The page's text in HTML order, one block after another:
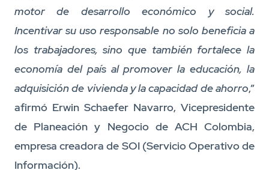
motor de desarrollo económico y social.
Incentivar su uso responsable no solo beneficia a
los trabajadores, sino que también fortalece la
economía del país al promover la educación, la
adquisición de vivienda y la capacidad de ahorro,”
afirmó Erwin Schaefer Navarro, Vicepresidente
de Planeación y Negocio de ACH Colombia,
empresa creadora de SOI (Servicio Operativo de
Información).